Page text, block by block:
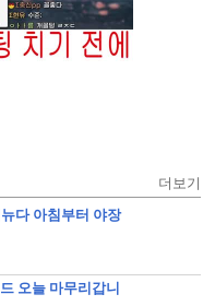
더보기
다 아침부터 야장
오늘 마무리갑니